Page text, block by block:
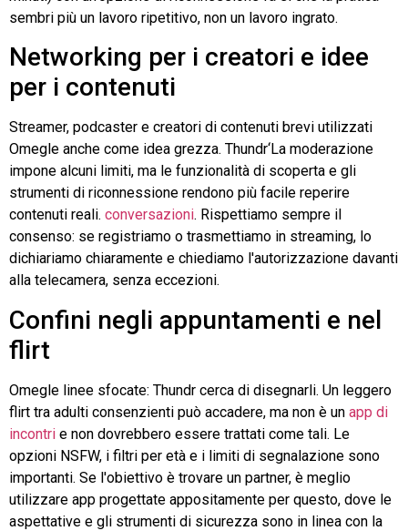
sembri più un lavoro ripetitivo, non un lavoro ingrato.
Networking per i creatori e idee
per i contenuti
Streamer, podcaster e creatori di contenuti brevi utilizzati
Omegle anche come idea grezza. Thundr‘La moderazione
impone alcuni limiti, ma le funzionalità di scoperta e gli
strumenti di riconnessione rendono più facile reperire
contenuti reali. conversazioni. Rispettiamo sempre il
consenso: se registriamo o trasmettiamo in streaming, lo
dichiariamo chiaramente e chiediamo l'autorizzazione davanti
alla telecamera, senza eccezioni.
Confini negli appuntamenti e nel
flirt
Omegle linee sfocate: Thundr cerca di disegnarli. Un leggero
flirt tra adulti consenzienti può accadere, ma non è un app di
incontri e non dovrebbero essere trattati come tali. Le
opzioni NSFW, i filtri per età e i limiti di segnalazione sono
importanti. Se l'obiettivo è trovare un partner, è meglio
utilizzare app progettate appositamente per questo, dove le
aspettative e gli strumenti di sicurezza sono in linea con la